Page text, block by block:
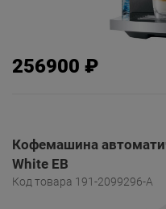
256900 ₽
Кофемашина
White EB
Код товара 191-2099296-A